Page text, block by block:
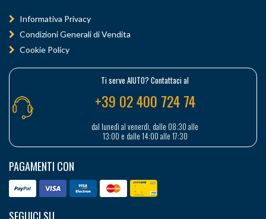
Informativa Privacy
Condizioni Generali di Vendita
Cookie Policy
Ti serve AIUTO? Contattaci al
+39 02 400 724 74
dal lunedì al venerdì, dalle 08:30 alle
13:00 e dalle 14:00 alle 17:30
PAGAMENTI CON